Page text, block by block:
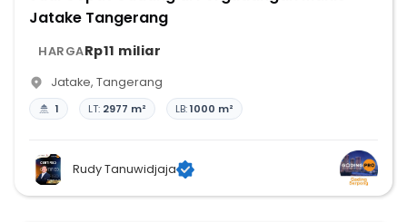
Jatake Tangerang
HARGARp11 miliar
Jatake, Tangerang
1 LT: 2977 m² LB:1000 m²
Rudy Tanuwidjaja